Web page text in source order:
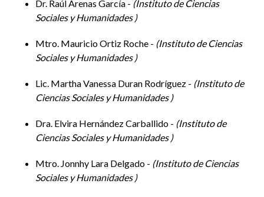
Dr. Raúl Arenas García - Instituto de Ciencias
Sociales y Humanidades
Mtro. Mauricio Ortiz Roche - Instituto de Ciencias
Sociales y Humanidades
Lic. Martha Vanessa Duran Rodríguez - Instituto de
Ciencias Sociales y Humanidades
Dra. Elvira Hernández Carballido - Instituto de
Ciencias Sociales y Humanidades
Mtro. Jonnhy Lara Delgado - Instituto de Ciencias
Sociales y Humanidades